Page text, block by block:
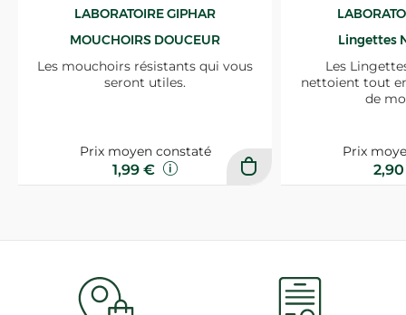
LABORATOIRE GIPHAR
MOUCHOIRS DOUCEUR
Les mouchoirs résistants qui vous
seront utiles.
Prix moyen constaté
1,99 €
Lingettes
Les
nettoient tout
de
Prix